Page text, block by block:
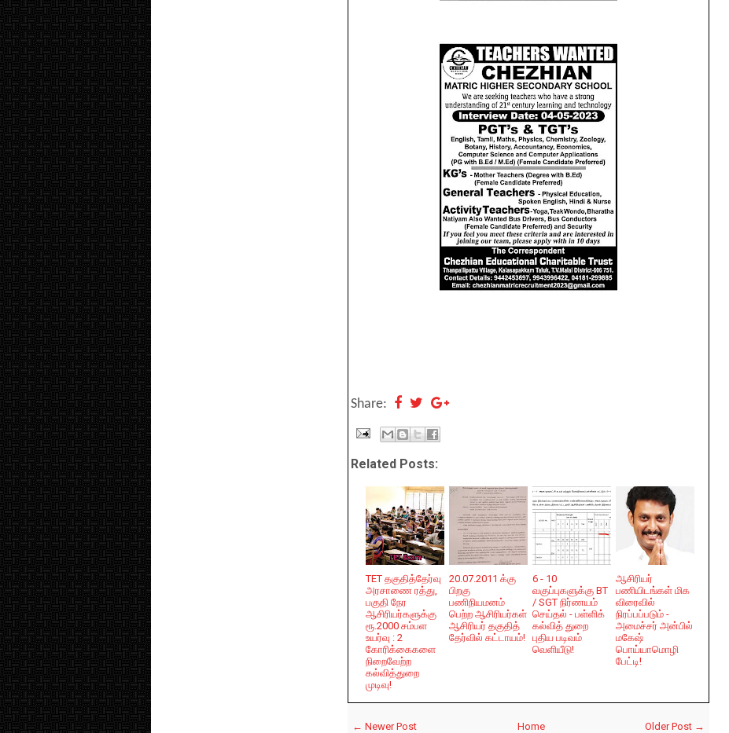
Share:
Related Posts:
TET தகுதித்தேர்வு
அரசாணை ரத்து,
பகுதி நேர
ஆசிரியர்களுக்கு
ரூ.2000 சம்பள
உயர்வு : 2
கோரிக்கைகளை
நிறைவேற்ற
கல்வித்துறை
முடிவு!
20.07.2011 க்கு
பிறகு
பணிநியமனம்
பெற்ற ஆசிரியர்கள்
ஆசிரியர் தகுதித்
தேர்வில் கட்டாயம்!
6 - 10
வகுப்புகளுக்கு BT
/ SGT நிர்ணயம்
செய்தல் - பள்ளிக்
கல்வித் துறை
புதிய படிவம்
வெளியீடு!
ஆசிரியர்
பணியிடங்கள் மிக
விரைவில்
நிரப்பப்படும் -
அமைச்சர் அன்பில்
மகேஷ்
பொய்யாமொழி
பேட்டி!
← Newer Post Older Post →
Home